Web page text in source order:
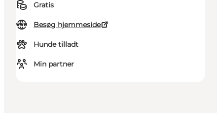
Gratis
Besøg hjemmeside
Hunde tilladt
Min partner